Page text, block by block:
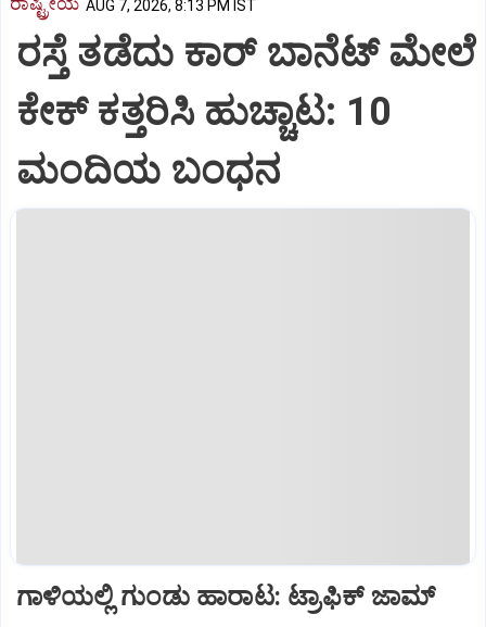
AUG 7, 2026, 8:13 PM IST
ರಸ್ತೆ ತಡೆದು ಕಾರ್ ಬಾನೆಟ್ ಮೇಲೆ
ಕೇಕ್ ಕತ್ತರಿಸಿ ಹುಚ್ಚಾಟ: 10
ಮಂದಿಯ ಬಂಧನ
ಗಾಳಿಯಲ್ಲಿ ಗುಂಡು ಹಾರಾಟ: ಟ್ರಾಫಿಕ್‌ ಜಾಮ್